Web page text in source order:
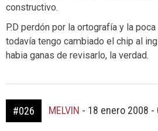
constructivo.
P.D perdón por la ortografía y la
todavía tengo cambiado el chip al
habia ganas de revisarlo, la verdad.
#026 MELVIN - 18 enero 2008 -